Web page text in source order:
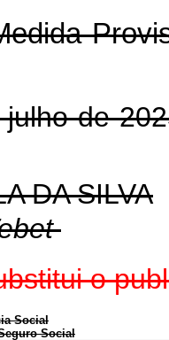
de
DA SILVA
o
Social
Social